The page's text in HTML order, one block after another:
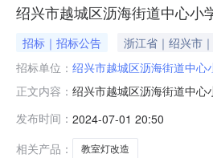
绍兴市越城区沥海街道中心小
招标｜招标公告 浙江省｜绍兴市
招标单位： 绍兴市越城区沥海街道中心
正文内容： 绍兴市越城区沥海街道中
预算金额或上限价(单位:人
民共和
发布时间： 2024-07-01 20:50
相关产品：
教室灯改造